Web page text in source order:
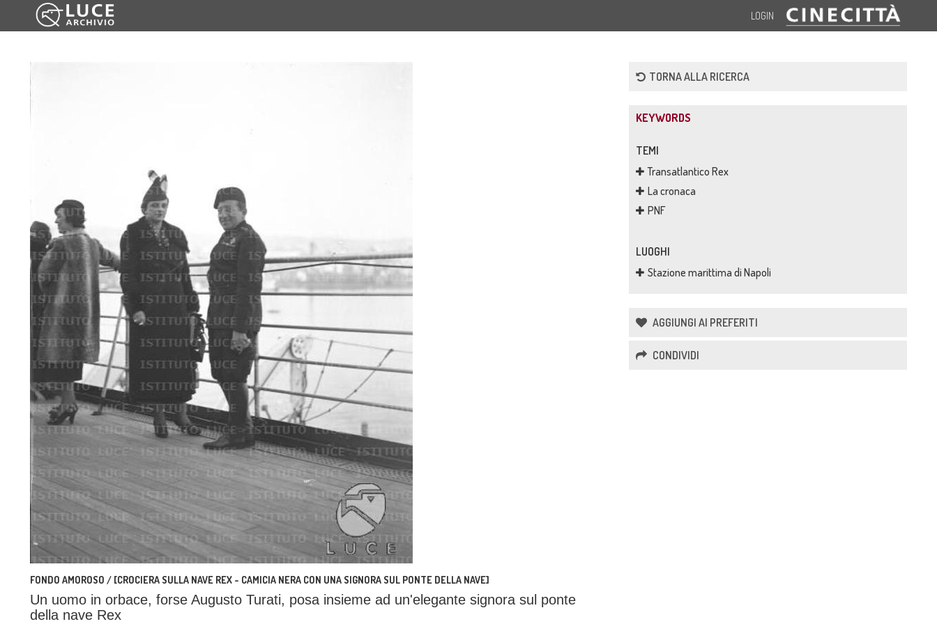
LOGIN
FONDO AMOROSO / [CROCIERA SULLA NAVE REX - CAMICIA NERA CON UNA SIGNORA SUL PONTE DELLA NAVE]
Un uomo in orbace, forse Augusto Turati, posa insieme ad un'elegante signora sul ponte
della nave Rex
TORNA ALLA RICERCA
KEYWORDS
TEMI
Transatlantico Rex
La cronaca
PNF
LUOGHI
Stazione marittima di Napoli
AGGIUNGI AI PREFERITI
CONDIVIDI